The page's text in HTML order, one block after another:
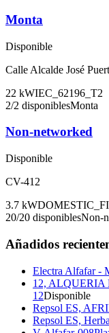
Monta
Disponible
Calle Alcalde José
22 kWIEC_62196_T2
2/2 disponiblesMonta
Non-networked
Disponible
CV-412
3.7 kWDOMESTIC_F
20/20 disponiblesNon-
Añadidos
Electra Alfafar -
12, ALQUERIA
12Disponible
Repsol ES,
Repsol ES,